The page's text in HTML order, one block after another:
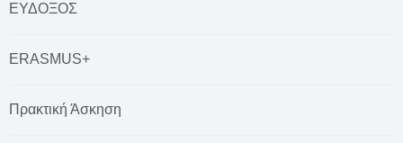
ΕΥΔΟΞΟΣ
ERASMUS+
Πρακτική Άσκηση